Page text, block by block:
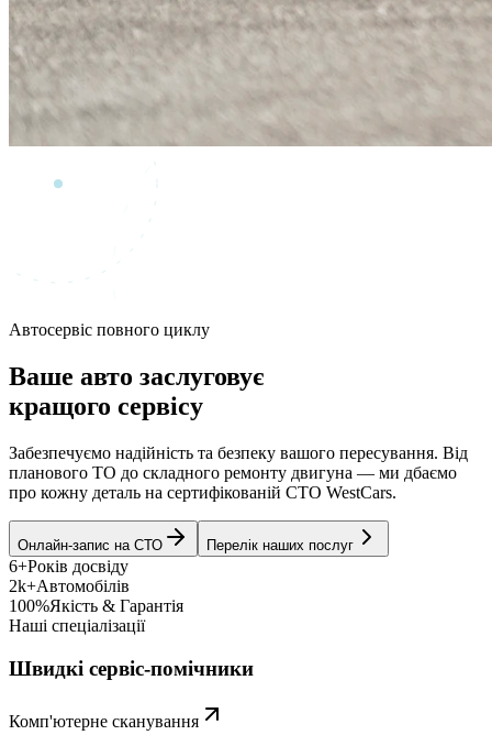
Автосервіс повного циклу
Ваше авто заслуговує
кращого сервісу
Забезпечуємо надійність та безпеку вашого пересування. Від
планового ТО до складного ремонту двигуна — ми дбаємо
про кожну деталь на сертифікованій СТО WestCars.
Онлайн-запис на СТО Перелік наших послуг
6+Років досвіду
2k+Автомобілів
100%Якість & Гарантія
Наші спеціалізації
Швидкі сервіс-помічники
Комп'ютерне сканування